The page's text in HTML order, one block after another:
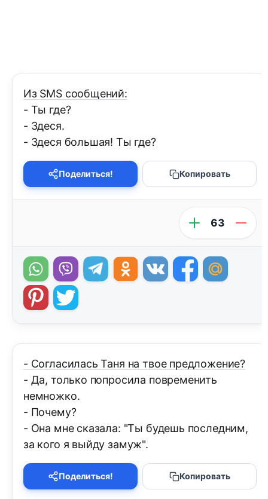
Из SMS сообщений:
- Ты где?
- Здеся.
- Здеся большая! Ты где?
Поделиться! Копировать
63
- Согласилась Таня на твое предложение?
- Да, только попросила повременить
немножко.
- Почему?
- Она мне сказала: "Ты будешь последним,
за кого я выйду замуж".
Поделиться! Копировать